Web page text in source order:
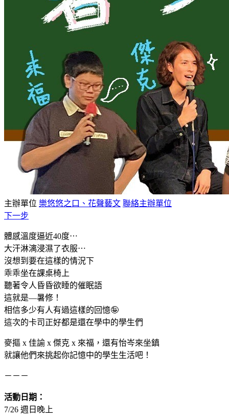
主辦單位 樂悠悠之口、花聲藝文 聯絡主辦單位
下一步
體感溫度逼近40度⋯
大汗淋漓浸濕了衣服⋯
沒想到要在這樣的情況下
乖乖坐在課桌椅上
聽著令人昏昏欲睡的催眠語
這就是—暑修！
相信多少有人有過這樣的回憶🤪
這次的卡司正好都是還在學中的學生們
麥摳 x 佳諭 x 傑克 x 來福，還有怡岑來坐鎮
就讓他們來挑起你記憶中的學生生活吧！
－－－
活動日期：
7/26 週日晚上